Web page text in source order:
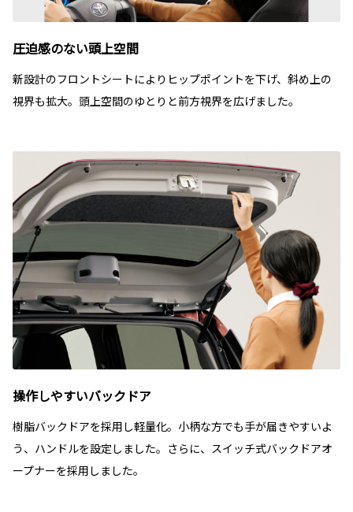
圧迫感のない頭上空間
新設計のフロントシートによりヒップポイントを下げ、斜め上の
視界も拡大。頭上空間のゆとりと前方視界を広げました。
操作しやすいバックドア
樹脂バックドアを採用し軽量化。小柄な方でも手が届きやすいよ
う、ハンドルを設定しました。さらに、スイッチ式バックドアオ
ープナーを採用しました。